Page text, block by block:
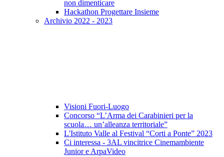
non dimenticare
Hackathon Progettare Insieme
Archivio 2022 - 2023
Visioni Fuori-Luogo
Concorso “L’Arma dei Carabinieri per la
scuola… un’alleanza territoriale”
L'Istituto Valle al Festival “Corti a Ponte” 2023
Ci interessa - 3AL vincitrice Cinemambiente
Junior e ArpaVideo